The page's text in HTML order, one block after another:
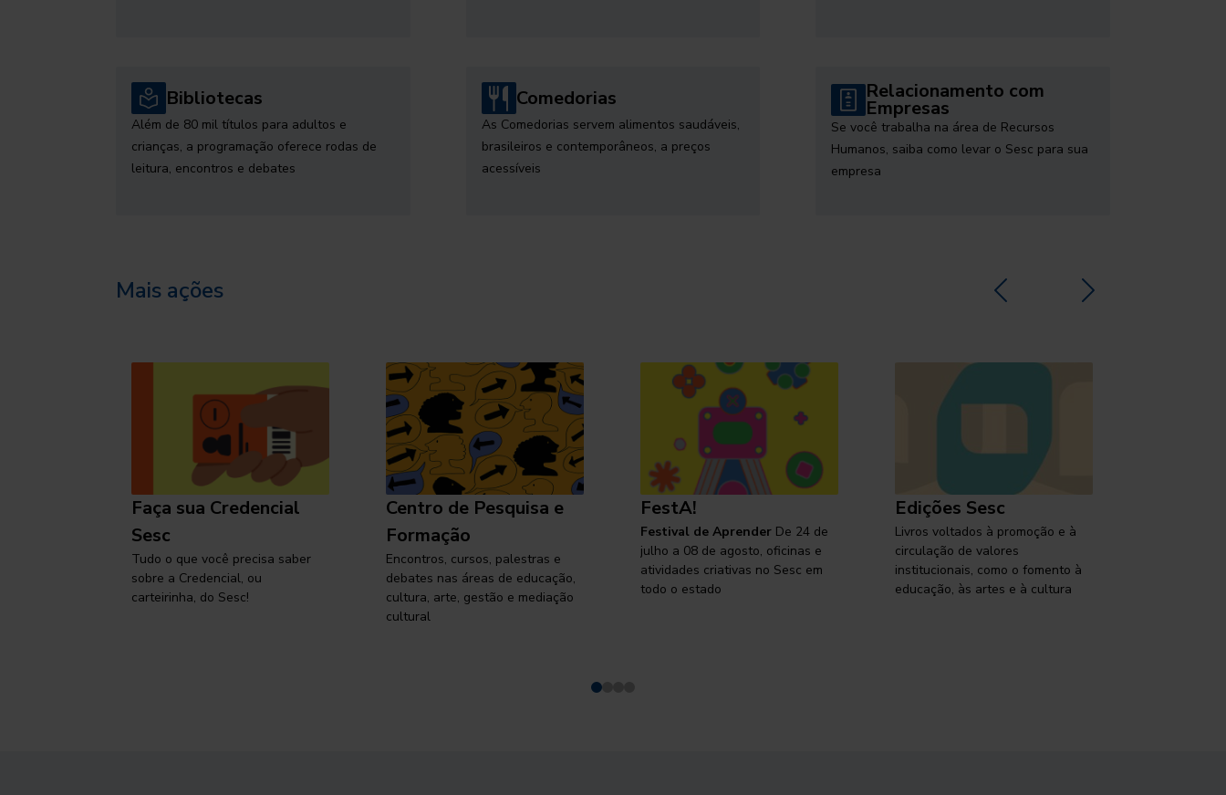
Bibliotecas
Além de 80 mil títulos para adultos e
crianças, a programação oferece rodas de
leitura, encontros e debates
Comedorias
As Comedorias servem alimentos saudáveis,
brasileiros e contemporâneos, a preços
acessíveis
Relacionamento com
Empresas
Se você trabalha na área de Recursos
Humanos, saiba como levar o Sesc para sua
empresa
Mais ações
Faça sua Credencial
Sesc
Tudo o que você precisa saber
sobre a Credencial, ou
carteirinha, do Sesc!
Centro de Pesquisa e
Formação
Encontros, cursos, palestras e
debates nas áreas de educação,
cultura, arte, gestão e mediação
cultural
FestA!
Festival de Aprender De 24 de
julho a 08 de agosto, oficinas e
atividades criativas no Sesc em
todo o estado
Edições Sesc
Livros voltados à promoção e à
circulação de valores
institucionais, como o fomento à
educação, às artes e à cultura